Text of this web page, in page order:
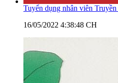
Tuyển dụng nhân viên
16/05/2022 4:38:48 CH